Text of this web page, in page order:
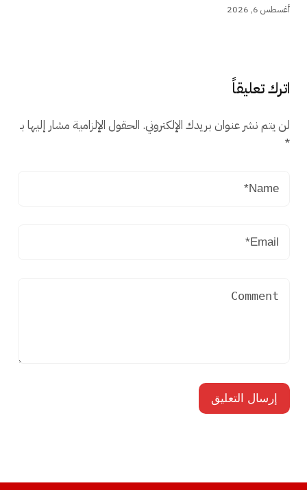
أغسطس 6, 2026
اترك تعليقاً
لن يتم نشر عنوان بريدك الإلكتروني. الحقول الإلزامية مشار إليها بـ
*